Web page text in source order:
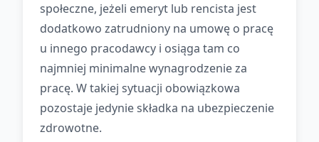
społeczne, jeżeli emeryt lub rencista jest
dodatkowo zatrudniony na umowę o pracę
u innego pracodawcy i osiąga tam co
najmniej minimalne wynagrodzenie za
pracę. W takiej sytuacji obowiązkowa
pozostaje jedynie składka na ubezpieczenie
zdrowotne.